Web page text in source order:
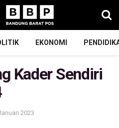
EKONOMI
Kader Sendiri
2023